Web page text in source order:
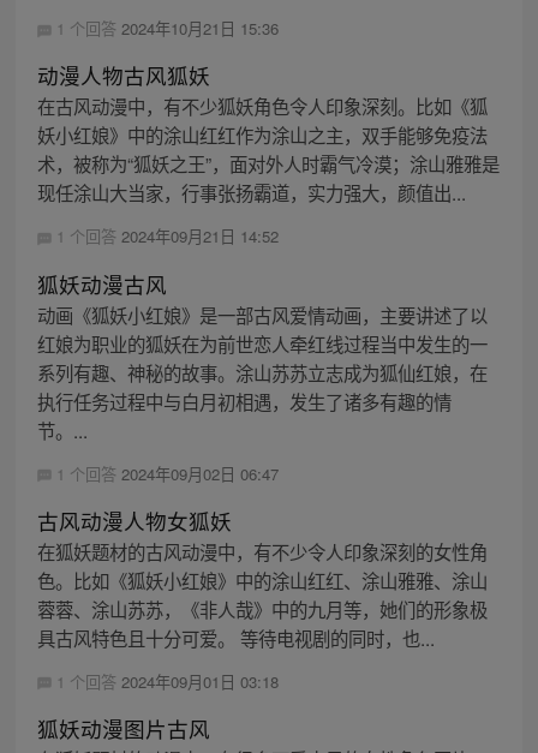
1 个回答 2024年10月21日 15:36
动漫人物古风狐妖
在古风动漫中，有不少狐妖角色令人印象深刻。比如《狐
妖小红娘》中的涂山红红作为涂山之主，双手能够免疫法
术，被称为“狐妖之王”，面对外人时霸气冷漠；涂山雅雅是
现任涂山大当家，行事张扬霸道，实力强大，颜值出...
1 个回答 2024年09月21日 14:52
狐妖动漫古风
动画《狐妖小红娘》是一部古风爱情动画，主要讲述了以
红娘为职业的狐妖在为前世恋人牵红线过程当中发生的一
系列有趣、神秘的故事。涂山苏苏立志成为狐仙红娘，在
执行任务过程中与白月初相遇，发生了诸多有趣的情
节。...
1 个回答 2024年09月02日 06:47
古风动漫人物女狐妖
在狐妖题材的古风动漫中，有不少令人印象深刻的女性角
色。比如《狐妖小红娘》中的涂山红红、涂山雅雅、涂山
蓉蓉、涂山苏苏，《非人哉》中的九月等，她们的形象极
具古风特色且十分可爱。 等待电视剧的同时，也...
1 个回答 2024年09月01日 03:18
狐妖动漫图片古风